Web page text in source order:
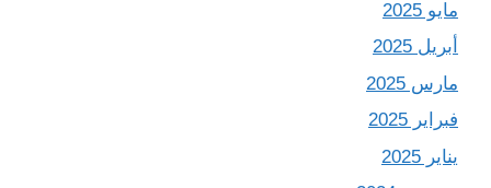
مايو 2025
أبريل 2025
مارس 2025
فبراير 2025
يناير 2025